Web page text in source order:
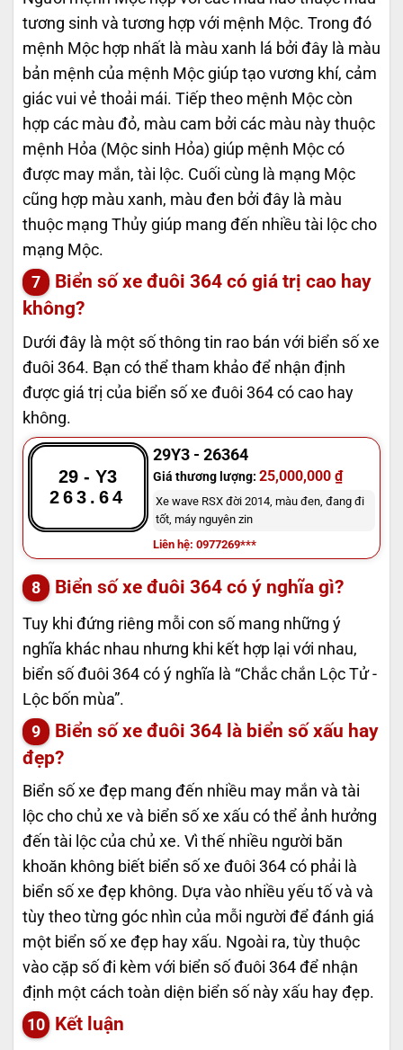
tương sinh và tương hợp với mệnh Mộc. Trong đó
mệnh Mộc hợp nhất là màu xanh lá bởi đây là màu
bản mệnh của mệnh Mộc giúp tạo vương khí, cảm
giác vui vẻ thoải mái. Tiếp theo mệnh Mộc còn
hợp các màu đỏ, màu cam bởi các màu này thuộc
mệnh Hỏa (Mộc sinh Hỏa) giúp mệnh Mộc có
được may mắn, tài lộc. Cuối cùng là mạng Mộc
cũng hợp màu xanh, màu đen bởi đây là màu
thuộc mạng Thủy giúp mang đến nhiều tài lộc cho
mạng Mộc.
Biển số xe đuôi 364 có giá trị cao hay
không?
Dưới đây là một số thông tin rao bán với biển số xe
đuôi 364. Bạn có thể tham khảo để nhận định
được giá trị của biển số xe đuôi 364 có cao hay
không.
29 - Y3
263.64
29Y3 - 26364
Giá thương lượng: 25,000,000 ₫
Xe wave RSX đời 2014, màu đen, đang đi
tốt, máy nguyên zin
Liên hệ: 0977269***
Biển số xe đuôi 364 có ý nghĩa gì?
Tuy khi đứng riêng mỗi con số mang những ý
nghĩa khác nhau nhưng khi kết hợp lại với nhau,
biển số đuôi 364 có ý nghĩa là “Chắc chắn Lộc Tử -
Lộc bốn mùa”.
Biển số xe đuôi 364 là biển số xấu hay
đẹp?
Biển số xe đẹp mang đến nhiều may mắn và tài
lộc cho chủ xe và biển số xe xấu có thể ảnh hưởng
đến tài lộc của chủ xe. Vì thế nhiều người băn
khoăn không biết biển số xe đuôi 364 có phải là
biển số xe đẹp không. Dựa vào nhiều yếu tố và và
tùy theo từng góc nhìn của mỗi người để đánh giá
một biển số xe đẹp hay xấu. Ngoài ra, tùy thuộc
vào cặp số đi kèm với biển số đuôi 364 để nhận
định một cách toàn diện biển số này xấu hay đẹp.
Kết luận